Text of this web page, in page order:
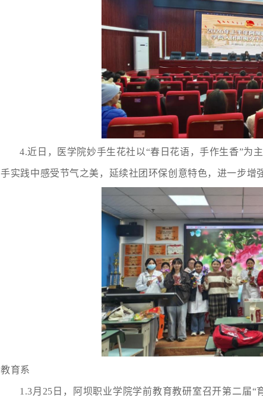
4.近日，医学院妙手生花社以“春日花语，手作生香”为
手实践中感受节气之美，延续社团环保创意特色，进一步增
教育系
1 .3月25日，阿坝职业学院学前教育教研室召开第二届“